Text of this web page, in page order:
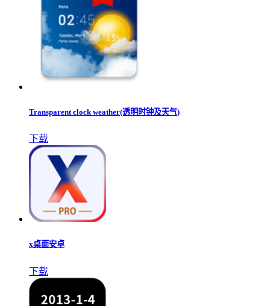
Transparent clock weather(透明时钟及天气)
下载
x桌面安卓
下载